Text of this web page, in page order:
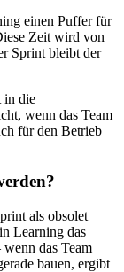
einen Puffer für
Zeit wird von
Sprint bleibt der
in die
wenn das Team
für den Betrieb
als obsolet
Learning das
das Team
bauen, ergibt